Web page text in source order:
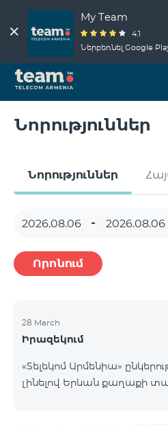
My Team
4.1
Ներբեռնել Google
Նորություններ
Նորություններ
Որոնում
28 March
Իրազեկում
«Տելեկոմ Արմենիա»
լինելով Երևան քաղաքի